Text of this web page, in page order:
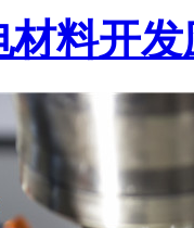
料开